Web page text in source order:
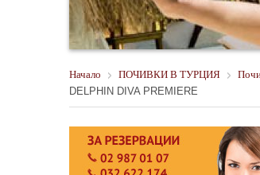
Начало ПОЧИВКИ В ТУРЦИЯ
DELPHIN DIVA PREMIERE